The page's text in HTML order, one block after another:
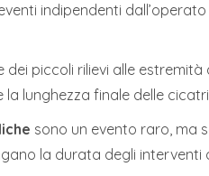
indipendenti
dei piccoli rilievi alle
lunghezza finale delle
sono un evento raro, ma
la durata degli interventi